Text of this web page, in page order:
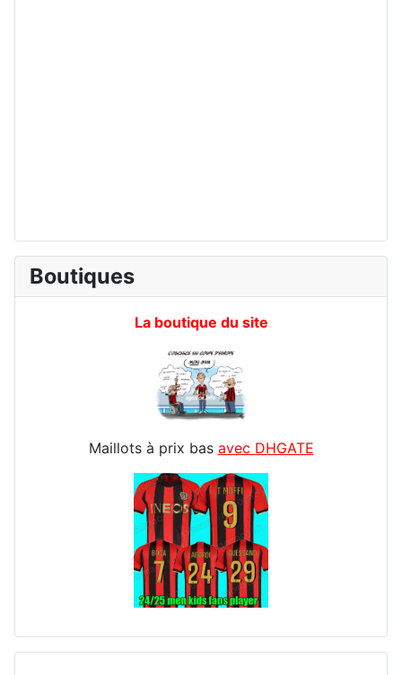
Boutiques
La boutique du site
Maillots à prix bas avec DHGATE